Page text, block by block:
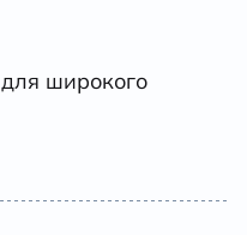
широкого